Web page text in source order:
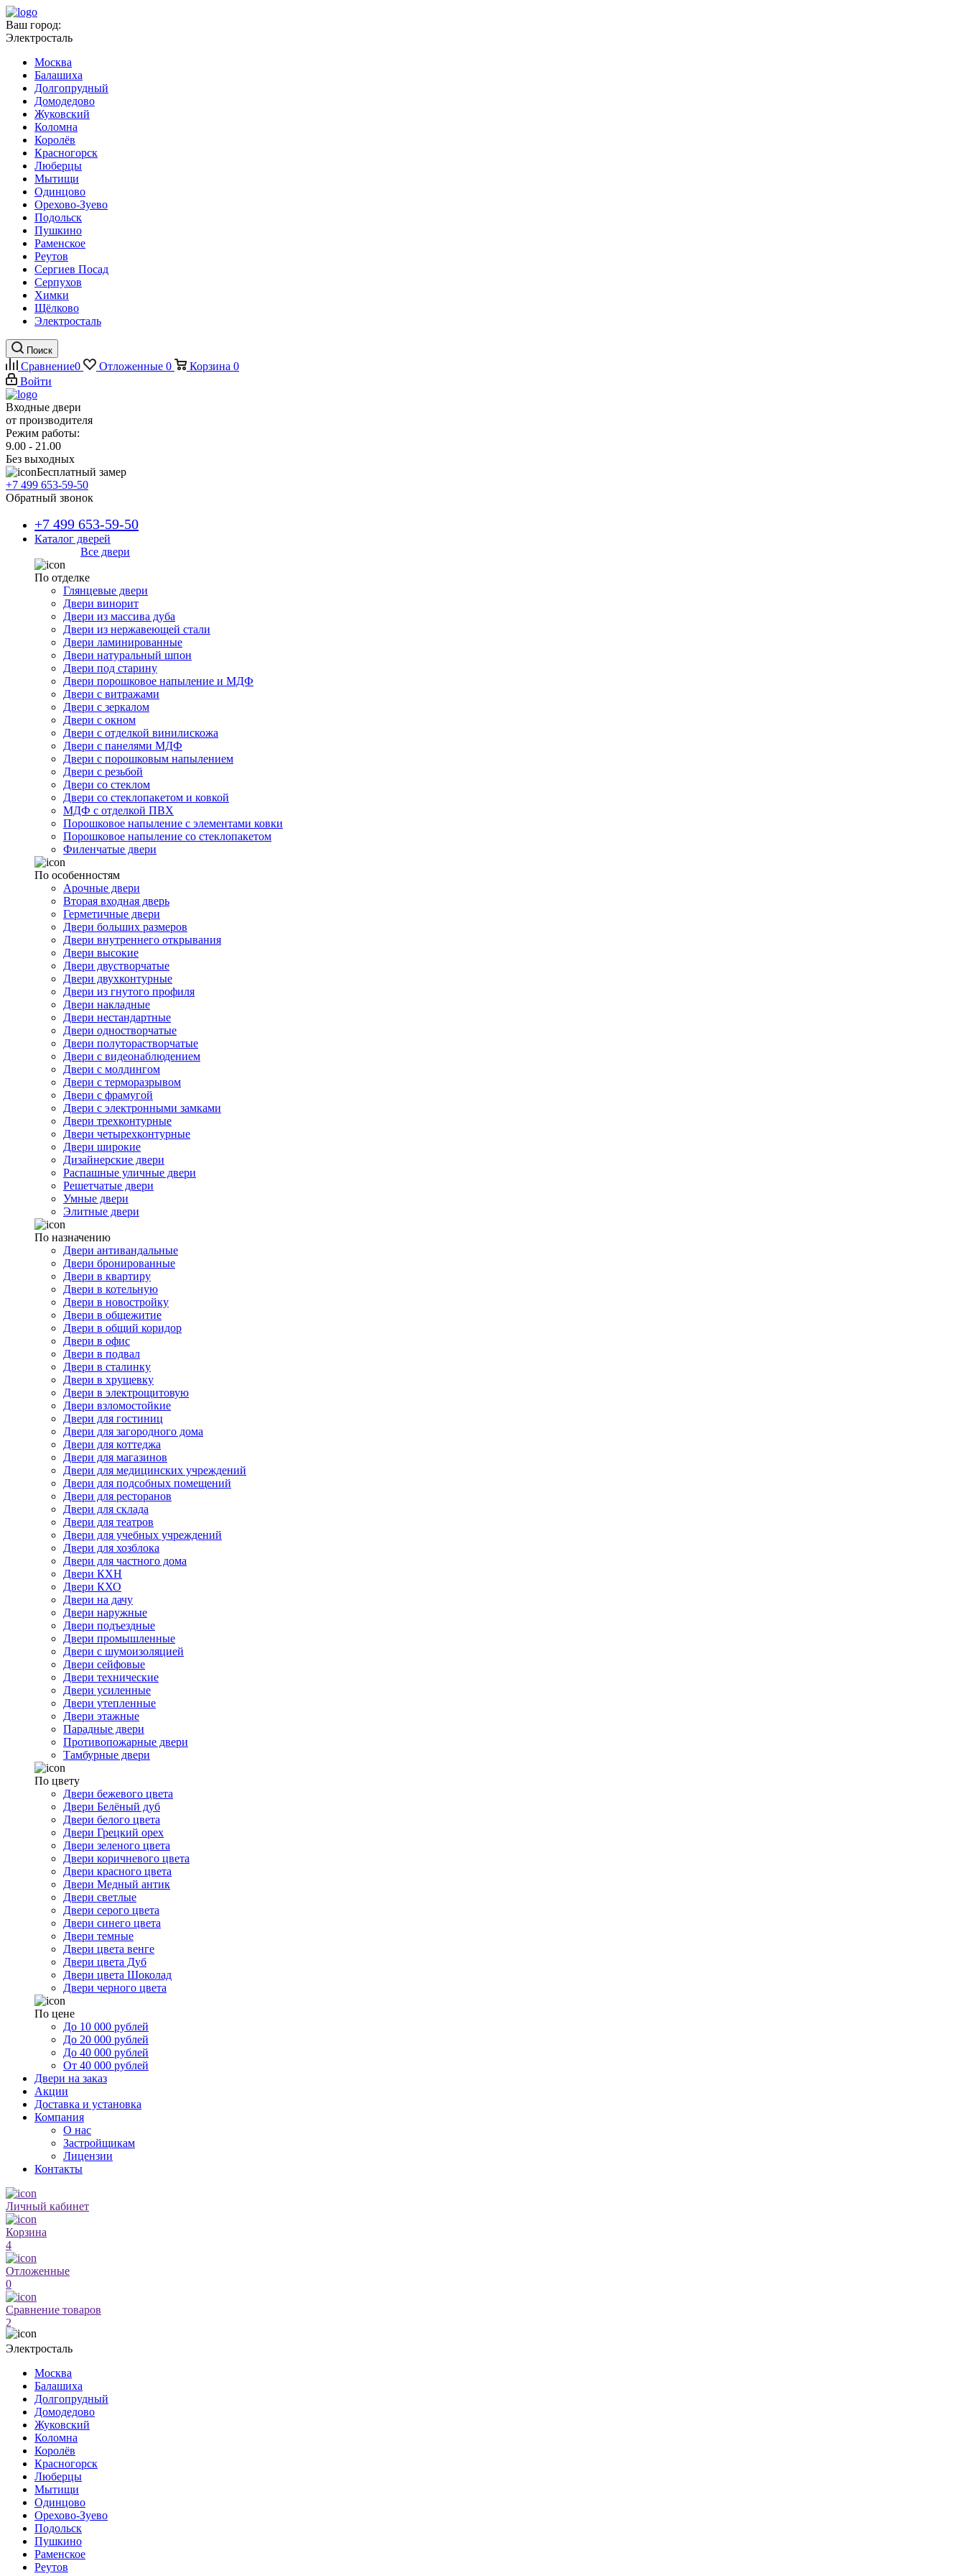
Ваш город:
Электросталь
Москва
Балашиха
Долгопрудный
Домодедово
Жуковский
Коломна
Королёв
Красногорск
Люберцы
Мытищи
Одинцово
Орехово-Зуево
Подольск
Пушкино
Раменское
Реутов
Сергиев Посад
Серпухов
Химки
Щёлково
Электросталь
Поиск
Сравнение0 Отложенные 0 Корзина 0
Войти
Входные двери
от производителя
Режим работы:
9.00 - 21.00
Без выходных
Бесплатный замер
+7 499 653-59-50
Обратный звонок
+7 499 653-59-50
Каталог дверей
Все двери
По отделке
Глянцевые двери
Двери винорит
Двери из массива дуба
Двери из нержавеющей стали
Двери ламинированные
Двери натуральный шпон
Двери под старину
Двери порошковое напыление и МДФ
Двери с витражами
Двери с зеркалом
Двери с окном
Двери с отделкой винилискожа
Двери с панелями МДФ
Двери с порошковым напылением
Двери с резьбой
Двери со стеклом
Двери со стеклопакетом и ковкой
МДФ с отделкой ПВХ
Порошковое напыление с элементами ковки
Порошковое напыление со стеклопакетом
Филенчатые двери
По особенностям
Арочные двери
Вторая входная дверь
Герметичные двери
Двери больших размеров
Двери внутреннего открывания
Двери высокие
Двери двустворчатые
Двери двухконтурные
Двери из гнутого профиля
Двери накладные
Двери нестандартные
Двери одностворчатые
Двери полуторастворчатые
Двери с видеонаблюдением
Двери с молдингом
Двери с терморазрывом
Двери с фрамугой
Двери с электронными замками
Двери трехконтурные
Двери четырехконтурные
Двери широкие
Дизайнерские двери
Распашные уличные двери
Решетчатые двери
Умные двери
Элитные двери
По назначению
Двери антивандальные
Двери бронированные
Двери в квартиру
Двери в котельную
Двери в новостройку
Двери в общежитие
Двери в общий коридор
Двери в офис
Двери в подвал
Двери в сталинку
Двери в хрущевку
Двери в электрощитовую
Двери взломостойкие
Двери для гостиниц
Двери для загородного дома
Двери для коттеджа
Двери для магазинов
Двери для медицинских учреждений
Двери для подсобных помещений
Двери для ресторанов
Двери для склада
Двери для театров
Двери для учебных учреждений
Двери для хозблока
Двери для частного дома
Двери КХН
Двери КХО
Двери на дачу
Двери наружные
Двери подъездные
Двери промышленные
Двери с шумоизоляцией
Двери сейфовые
Двери технические
Двери усиленные
Двери утепленные
Двери этажные
Парадные двери
Противопожарные двери
Тамбурные двери
По цвету
Двери бежевого цвета
Двери Белёный дуб
Двери белого цвета
Двери Грецкий орех
Двери зеленого цвета
Двери коричневого цвета
Двери красного цвета
Двери Медный антик
Двери светлые
Двери серого цвета
Двери синего цвета
Двери темные
Двери цвета венге
Двери цвета Дуб
Двери цвета Шоколад
Двери черного цвета
По цене
До 10 000 рублей
До 20 000 рублей
До 40 000 рублей
От 40 000 рублей
Двери на заказ
Акции
Доставка и установка
Компания
О нас
Застройщикам
Лицензии
Контакты
Личный кабинет
Корзина
4
Отложенные
0
Сравнение товаров
2
Электросталь
Москва
Балашиха
Долгопрудный
Домодедово
Жуковский
Коломна
Королёв
Красногорск
Люберцы
Мытищи
Одинцово
Орехово-Зуево
Подольск
Пушкино
Раменское
Реутов